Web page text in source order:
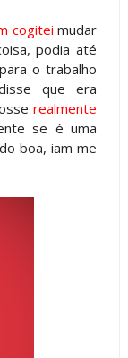
cogitei mudar
podia até
o trabalho
que era
realmente
se é uma
boa, iam me